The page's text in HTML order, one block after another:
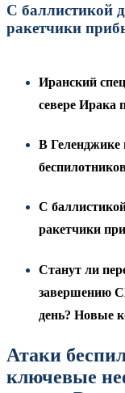
С баллистикой
ракетчики
Иранский
севере Ирака
В Геленджике
С
ракетчики
Станут ли
завершению
день? Новые
Атаки
ключевые